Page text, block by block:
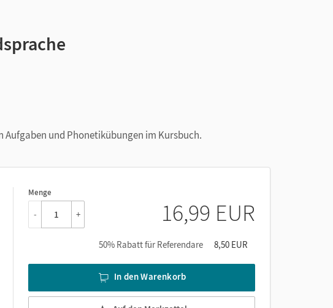
Aufgaben und Phonetikübungen im Kursbuch.
Menge
1
- + 16,99 EUR
50% Rabatt für Referendare 8,50 EUR
In den Warenkorb